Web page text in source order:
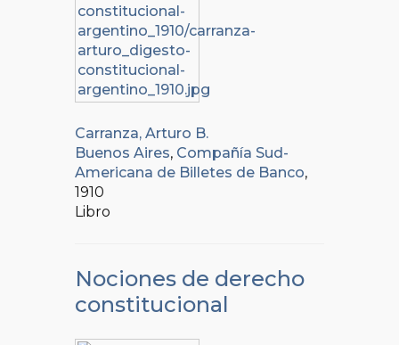
Carranza, Arturo B.
Buenos Aires, Compañía Sud-
Americana de Billetes de Banco,
1910
Libro
Nociones de derecho
constitucional